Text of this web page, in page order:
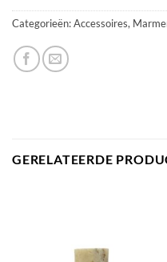
Categorieën:Accessoires,
GERELATEERDE